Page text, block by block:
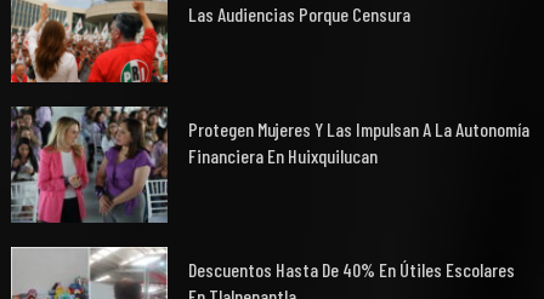
Las Audiencias Porque Censura
Protegen Mujeres Y Las Impulsan A La Autonomía
Financiera En Huixquilucan
Descuentos Hasta De 40% En Útiles Escolares